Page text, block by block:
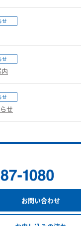
せ
せ
せ
せ
お問い合わせ